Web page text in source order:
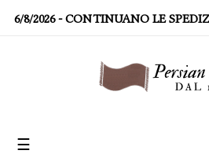
6/8/2026- CONTINUANO LE
navigazione
☰